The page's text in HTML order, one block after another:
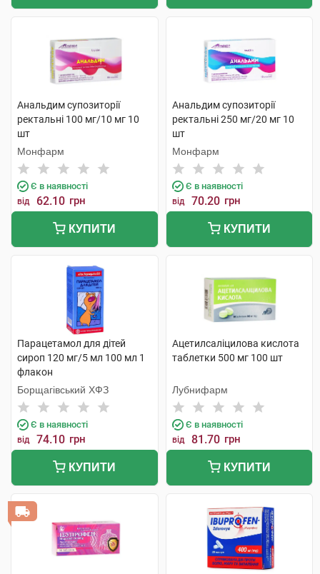
Анальдим супозиторії
ректальні 100 мг/10 мг 10
шт
Монфарм
Є в наявності
від 62.10 грн
КУПИТИ
Анальдим супозиторії
ректальні 250 мг/20 мг 10
шт
Монфарм
Є в наявності
від 70.20 грн
КУПИТИ
Парацетамол для дітей
сироп 120 мг/5 мл 100 мл 1
флакон
Борщагівський ХФЗ
Є в наявності
від 74.10 грн
КУПИТИ
Ацетилсаліцилова кислота
таблетки 500 мг 100 шт
Лубнифарм
Є в наявності
від 81.70 грн
КУПИТИ